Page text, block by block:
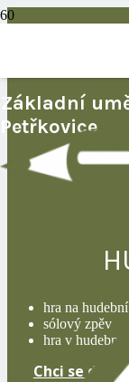
Základní
Petřkovice
hra na
sólový zpěv
hra v
Chci se